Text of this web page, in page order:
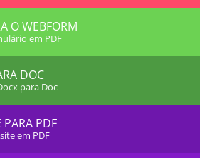
O WEBFORM
em PDF
DOC
para Doc
PARA PDF
em PDF